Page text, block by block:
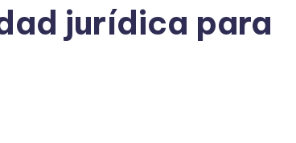
jurídica para